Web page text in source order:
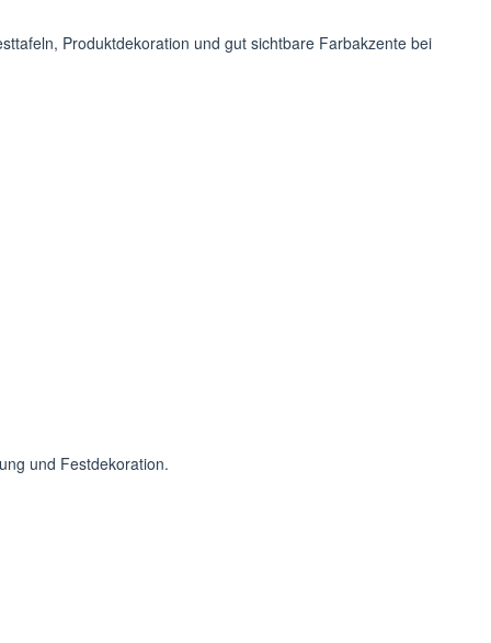
Produktdekoration und gut sichtbare Farbakzente bei
und Festdekoration.